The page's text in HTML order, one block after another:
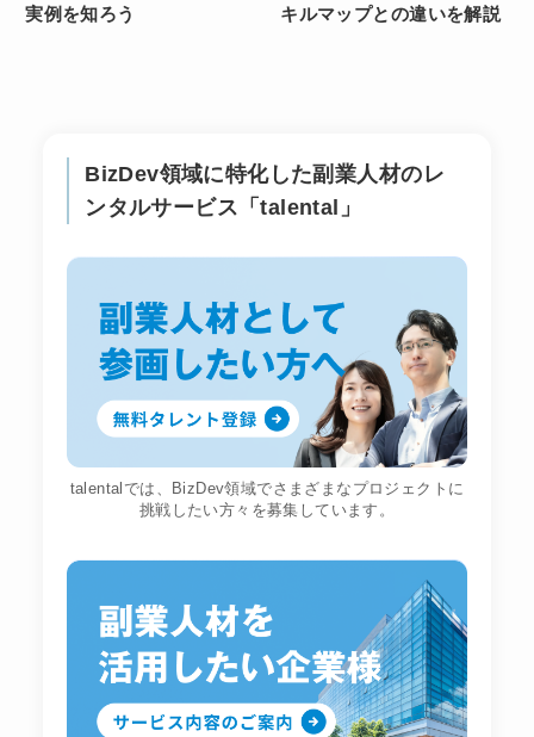
実例を知ろう
キルマップとの違いを解説
BizDev領域に特化した副業人材のレ
ンタルサービス「talental」
talentalでは、BizDev領域でさまざまなプロジェクトに
挑戦したい方々を募集しています。